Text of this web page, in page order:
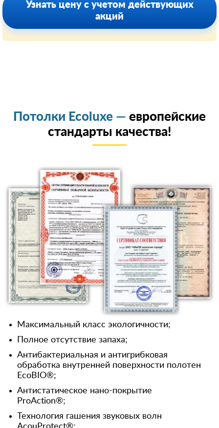
Узнать цену с учетом действующих
акций
Потолки Ecoluxe — европейские
стандарты качества!
Максимальный класс экологичности;
Полное отсутствие запаха;
Антибактериальная и антигрибковая
обработка внутренней поверхности полотен
EcoBIO®;
Антистатическое нано-покрытие
ProAction®;
Технология гашения звуковых волн